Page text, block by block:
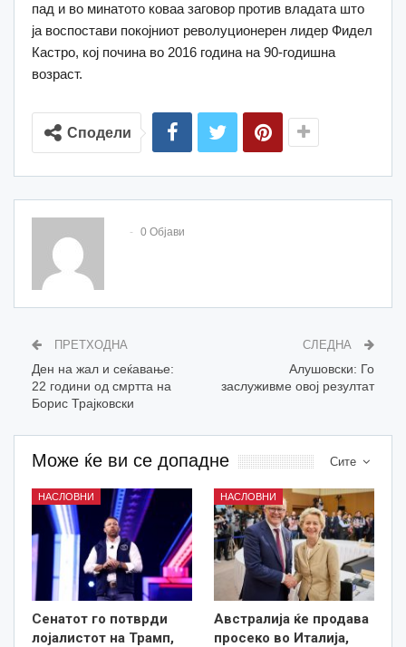
пад и во минатото коваа заговор против владата што
ја воспостави покојниот револуционерен лидер Фидел
Кастро, кој почина во 2016 година на 90-годишна
возраст.
Сподели
0 Објави
ПРЕТХОДНА
Ден на жал и сеќавање:
22 години од смртта на
Борис Трајковски
СЛЕДНА
Алушовски: Го
заслуживме овој резултат
Сите
Може ќе ви се допадне
НАСЛОВНИ
Сенатот го потврди
лојалистот на Трамп,
НАСЛОВНИ
Австралија ќе продава
просеко во Италија,